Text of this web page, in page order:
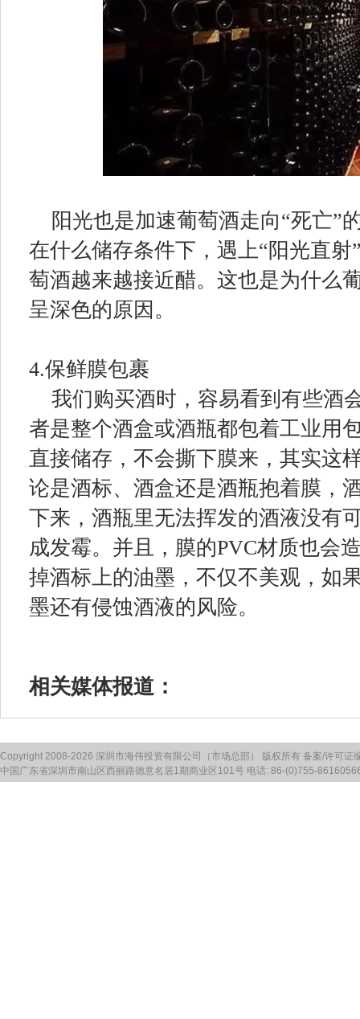
阳光也是加速葡萄酒走向“死亡”
在什么储存条件下，遇上“阳光直
萄酒越来越接近醋。这也是为什么
呈深色的原因。
4.保鲜膜包裹
我们购买酒时，容易看到有些酒
者是整个酒盒或酒瓶都包着工业用
直接储存，不会撕下膜来，其实
论是酒标、酒盒还是酒瓶抱着膜，
下来，酒瓶里无法挥发的酒液没有
成发霉。并且，膜的PVC材质也会
掉酒标上的油墨，不仅不美观，如
墨还有侵蚀酒液的风险。
相关媒体报道：
Copyright 2008-2026 深圳市海伟投资有限公司（市场总部） 版权所有 备案/许可证
中国广东省深圳市南山区西丽路德意名居1期商业区101号 电话: 86-(0)755-